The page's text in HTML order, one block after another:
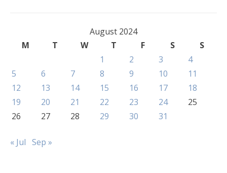
August 2024
M
T W T F S
S
1
2 3
4
5
6 7 8 9 10
11
12
13 14 15 16 17
18
19
20 21 22 23 24
25
26
27 28 29 30 31
« Jul Sep »